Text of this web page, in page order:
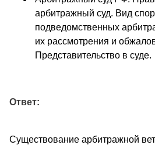
арбитражный суд. Вид
подведомственных
их рассмотрения и
Представительство в суде.
Ответ:
Существование арбитражной